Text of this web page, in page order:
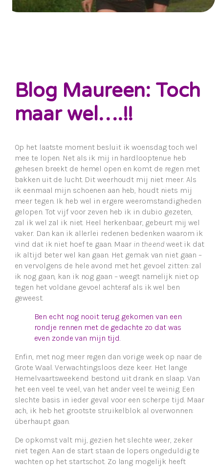
Blog Maureen: Toch
maar wel….!!
Op het laatste moment besluit ik woensdag toch wel
mee te lopen. Net als ik mij in hardlooptenue heb
gehesen breekt de hemel open en komt de regen met
bakken uit de lucht. Dit weerhoudt mij niet meer. Als
ik eenmaal mijn schoenen aan heb, houdt niets mij
meer tegen. Ik heb wel in ergere weeromstandigheden
gelopen. Tot vijf voor zeven heb ik in dubio gezeten,
zal ik wel zal ik niet. Heel herkenbaar, gebeurt mij wel
vaker. Dan kan ik allerlei redenen bedenken waarom ik
vind dat ik niet hoef te gaan. Maar in the end weet ik dat
ik altijd beter wel kan gaan. Het gemak van niet gaan –
en vervolgens de hele avond met het gevoel zitten: zal
ik nog gaan, kan ik nog gaan – weegt namelijk niet op
tegen het voldane gevoel achteraf als ik wel ben
geweest.
Ben echt nog nooit terug gekomen van een
rondje rennen met de gedachte zo dat was
even zonde van mijn tijd.
Enfin, met nog meer regen dan vorige week op naar de
Grote Waal. Verwachtingsloos deze keer. Het lange
Hemelvaartsweekend bestond uit drank en slaap. Van
het een veel te veel, van het ander veel te weinig. Een
slechte basis in ieder geval voor een scherpe tijd. Maar
ach, ik heb het grootste struikelblok al overwonnen:
überhaupt gaan.
De opkomst valt mij, gezien het slechte weer, zeker
niet tegen. Aan de start staan de lopers ongeduldig te
wachten op het startschot. Zo lang mogelijk heeft